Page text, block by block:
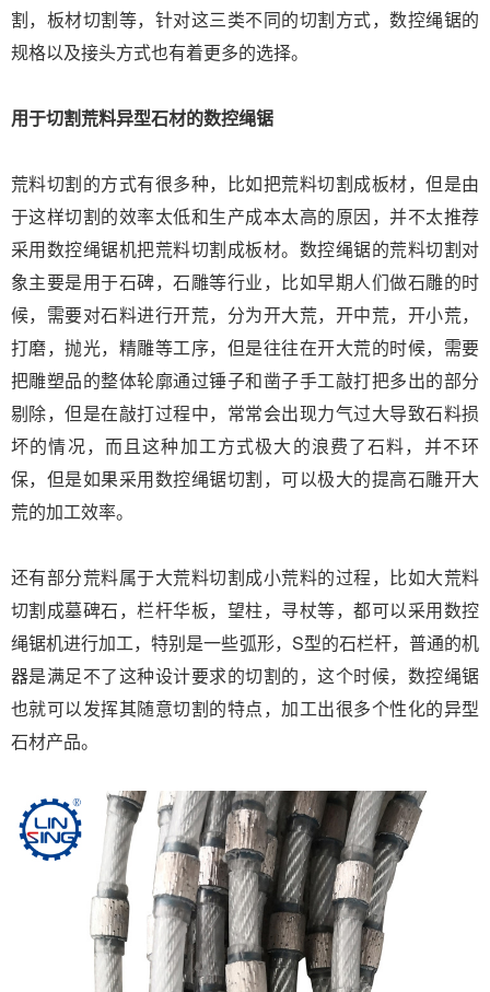
割，板材切割等，针对这三类不同的切割方式，数控绳锯的
规格以及接头方式也有着更多的选择。
用于切割荒料异型石材的数控绳锯
荒料切割的方式有很多种，比如把荒料切割成板材，但是由
于这样切割的效率太低和生产成本太高的原因，并不太推荐
采用数控绳锯机把荒料切割成板材。数控绳锯的荒料切割对
象主要是用于石碑，石雕等行业，比如早期人们做石雕的时
候，需要对石料进行开荒，分为开大荒，开中荒，开小荒，
打磨，抛光，精雕等工序，但是往往在开大荒的时候，需要
把雕塑品的整体轮廓通过锤子和凿子手工敲打把多出的部分
剔除，但是在敲打过程中，常常会出现力气过大导致石料损
坏的情况，而且这种加工方式极大的浪费了石料，并不环
保，但是如果采用数控绳锯切割，可以极大的提高石雕开大
荒的加工效率。
还有部分荒料属于大荒料切割成小荒料的过程，比如大荒料
切割成墓碑石，栏杆华板，望柱，寻杖等，都可以采用数控
绳锯机进行加工，特别是一些弧形，S型的石栏杆，普通的机
器是满足不了这种设计要求的切割的，这个时候，数控绳锯
也就可以发挥其随意切割的特点，加工出很多个性化的异型
石材产品。